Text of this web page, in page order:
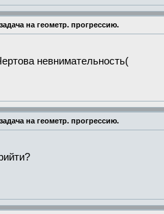
на геометр. прогрессию.
невнимательность(
на геометр. прогрессию.